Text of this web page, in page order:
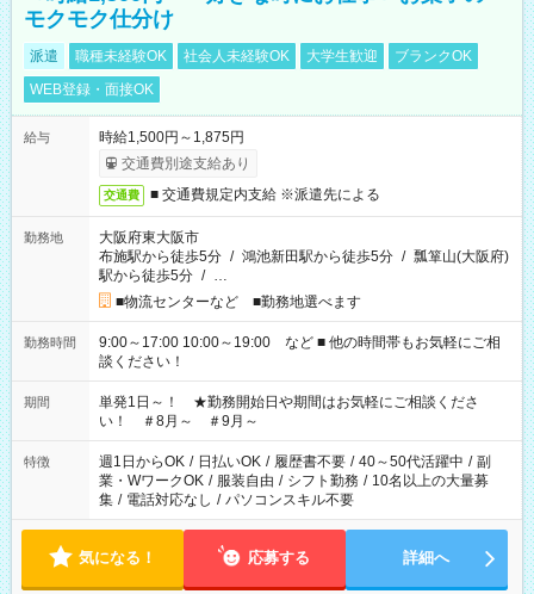
モクモク仕分け
派遣 職種未経験OK 社会人未経験OK 大学生歓迎
ブランクOK
WEB登録・面接OK
給与
時給1,500円～1,875円
交通費別途支給あり
交通費 ■ 交通費規定内支給 ※派遣先による
勤務地
大阪府東大阪市
布施駅から徒歩5分 / 鴻池新田駅から徒歩5分 / 瓢箪山(大阪府)
駅から徒歩5分 / …
■物流センターなど ■勤務地選べます
勤務時間
9:00～17:00 10:00～19:00 など ■ 他の時間帯もお気軽にご相
談ください！
期間
単発1日～！ ★勤務開始日や期間はお気軽にご相談くださ
い！ ＃8月～ ＃9月～
特徴 週1日からOK / 日払いOK / 履歴書不要 / 40～50代活躍中 / 副
業・WワークOK / 服装自由 / シフト勤務 / 10名以上の大量募
集 / 電話対応なし / パソコンスキル不要
気になる！ 応募する 詳細へ